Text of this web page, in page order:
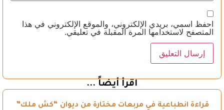
احفظ اسمي، بريدي الإلكتروني، والموقع الإلكتروني في هذا
المتصفح لاستخدامها المرة المقبلة في تعليقي.
اقرأ أيضاً ...
قراءة انطباعية في مربعات مختارة من ديوان “كش ملك”